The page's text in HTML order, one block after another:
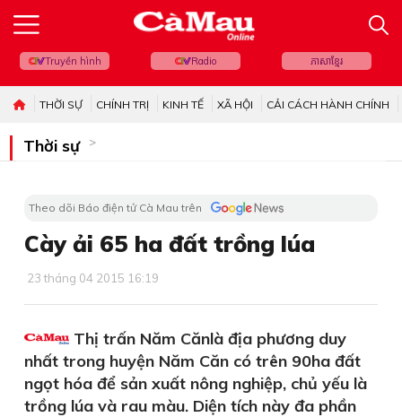
Truyền hình Radio ភាសាខ្មែរ
THỜI SỰ CHÍNH TRỊ KINH TẾ XÃ HỘI CẢI CÁCH HÀNH CHÍNH
Thời sự
Theo dõi Báo điện tử Cà Mau trên
Cày ải 65 ha đất trồng lúa
23 tháng 04 2015 16:19
Thị trấn Năm Cănlà địa phương duy
nhất trong huyện Năm Căn có trên 90ha đất
ngọt hóa để sản xuất nông nghiệp, chủ yếu là
trồng lúa và rau màu. Diện tích này đa phần